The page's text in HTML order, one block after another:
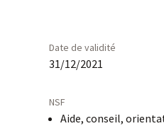
Date de validité
31/12/2021
NSF
Aide, conseil,